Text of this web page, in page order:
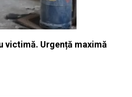
victimă. Urgență maximă